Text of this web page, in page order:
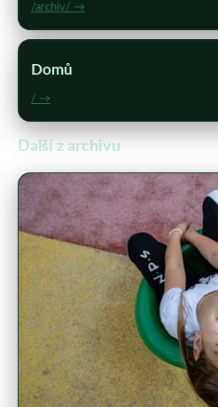
/archiv/ →
Domů
/ →
Další z archivu